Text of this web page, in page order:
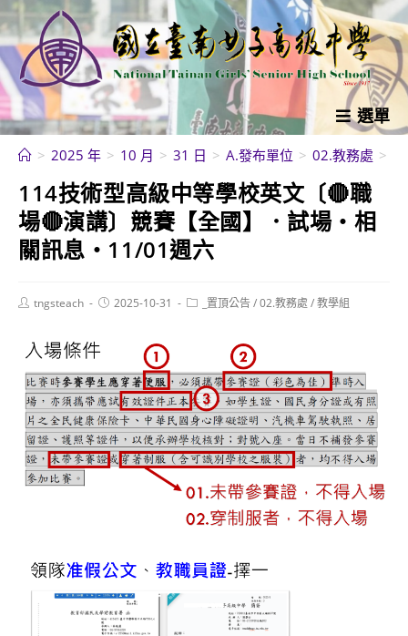
跳
轉
至
主
要
內
選單
> 2025 年 > 10 月 > 31 日 > A.發布單位 > 02.教務處 >
114技術型高級中等學校英文〔🔴職
場🔴演講〕競賽【全國】．試場・相
關訊息・11/01週六
Posttngsteach
Post2025-10-31
Post _置頂公告/02.教務處 /教學組